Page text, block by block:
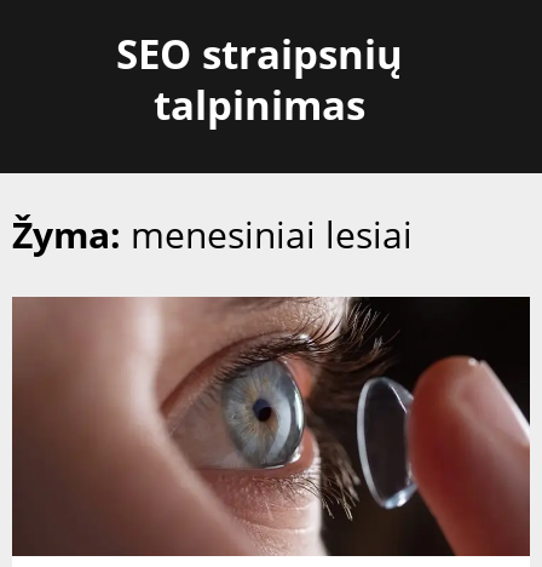
SEO straipsnių
talpinimas
Žyma: menesiniai lesiai